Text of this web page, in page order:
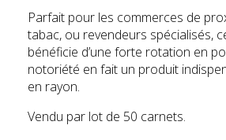
Parfait pour les commerces de
tabac, ou revendeurs spécialisés,
bénéficie d’une forte rotation en
notoriété en fait un produit
en rayon.
Vendu par lot de 50 carnets.